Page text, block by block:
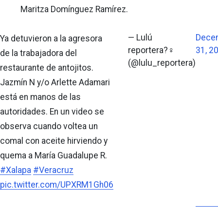
Maritza Domínguez Ramírez.
Ya detuvieron a la agresora
de la trabajadora del
restaurante de antojitos.
Jazmín N y/o Arlette Adamari
está en manos de las
autoridades. En un video se
observa cuando voltea un
comal con aceite hirviendo y
quema a María Guadalupe R.
#Xalapa #Veracruz
pic.twitter.com/UPXRM1Gh06
— Lulú
reportera?‍♀️
(@lulu_reportera)
31,